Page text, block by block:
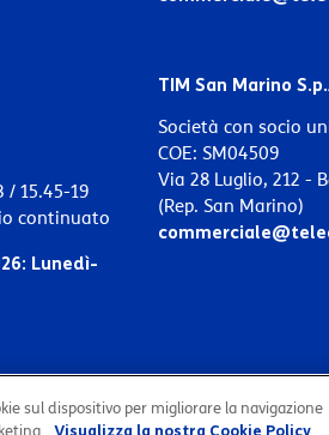
/ 15.45-19
continuato
Lunedì-
TIM San Marino
Società con socio
COE: SM04509
Via 28 Luglio, 212 -
(Rep. San Marino)
sul dispositivo per migliorare la navigazione